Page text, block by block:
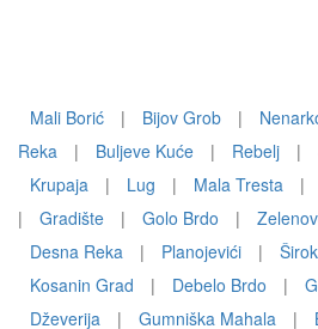
Mali Borić | Bijov Grob |
Reka
| Buljeve Kuće | Rebelj |
Krupaja
| Lug | Mala Tresta |
|
Gradište | Golo Brdo |
Desna Reka
| Planojevići |
Kosanin Grad
| Debelo Brdo |
Dževerija
| Gumniška Mahala |